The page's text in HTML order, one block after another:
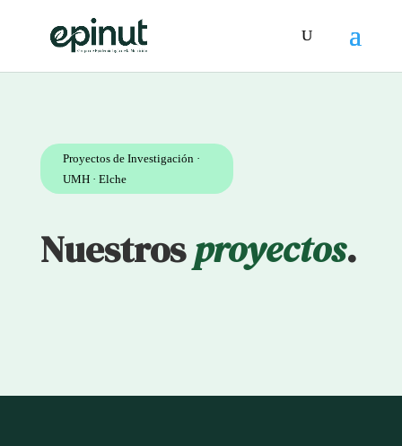
Proyectos de Investigación ·
UMH · Elche
Nuestrosproyectos.